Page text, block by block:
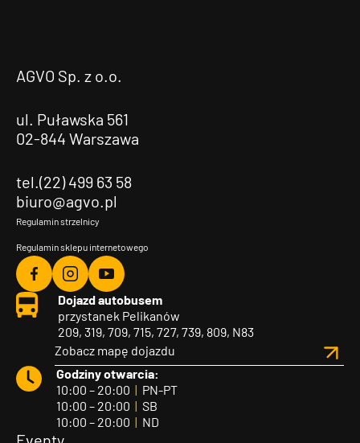
AGVO Sp. z o.o.
ul. Puławska 561
02-844 Warszawa
tel.(22) 499 63 58
biuro@agvo.pl
Regulamin strzelnicy
Regulamin sklepu internetowego
Agvo
Facebook
Agvo
Instagram
Agvo
YouTube
Dojazd autobusem
przystanek Pelikanów
209, 319, 709, 715, 727, 739, 809, N83
Zobacz mapę dojazdu
Godziny otwarcia:
10:00 – 20:00 | PN-PT
10:00 – 20:00 | SB
10:00 – 20:00 | ND